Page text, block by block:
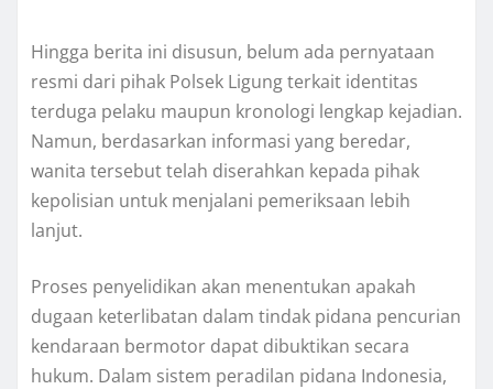
Hingga berita ini disusun, belum ada pernyataan
resmi dari pihak Polsek Ligung terkait identitas
terduga pelaku maupun kronologi lengkap kejadian.
Namun, berdasarkan informasi yang beredar,
wanita tersebut telah diserahkan kepada pihak
kepolisian untuk menjalani pemeriksaan lebih
lanjut.
Proses penyelidikan akan menentukan apakah
dugaan keterlibatan dalam tindak pidana pencurian
kendaraan bermotor dapat dibuktikan secara
hukum. Dalam sistem peradilan pidana Indonesia,